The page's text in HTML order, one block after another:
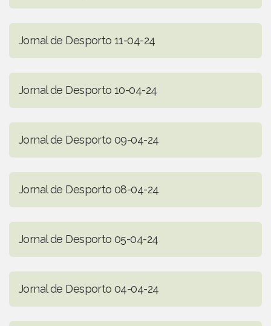
Jornal de Desporto 11-04-24
Jornal de Desporto 10-04-24
Jornal de Desporto 09-04-24
Jornal de Desporto 08-04-24
Jornal de Desporto 05-04-24
Jornal de Desporto 04-04-24